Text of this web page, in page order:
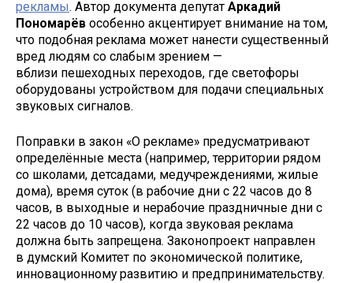
рекламы. Автор документа депутат Аркадий
Пономарёв особенно акцентирует внимание на том,
что подобная реклама может нанести существенный
вред людям со слабым зрением —
вблизи пешеходных переходов, где светофоры
оборудованы устройством для подачи специальных
звуковых сигналов.
Поправки в закон «О рекламе» предусматривают
определённые места (например, территории рядом
со школами, детсадами, медучреждениями, жилые
дома), время суток (в рабочие дни с 22 часов до 8
часов, в выходные и нерабочие праздничные дни с
22 часов до 10 часов), когда звуковая реклама
должна быть запрещена. Законопроект направлен
в думский Комитет по экономической политике,
инновационному развитию и предпринимательству.